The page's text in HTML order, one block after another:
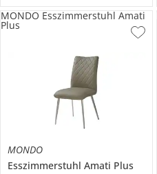
MONDO
Esszimmerstuhl Amati Plus
MONDO Esszimmerstuhl Amati
Plus